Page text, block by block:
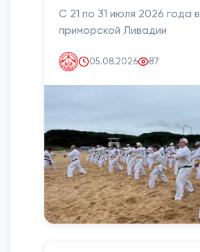
С 21 по 31 июля 2026 года в
приморской Ливадии
05.08.2026 87